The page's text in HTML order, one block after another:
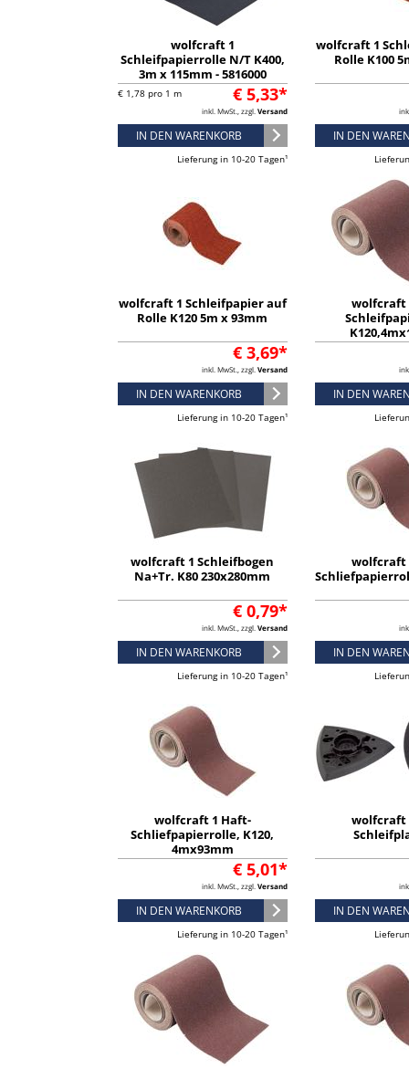
wolfcraft 1
Schleifpapierrolle N/T K400,
3m x 115mm - 5816000
€ 5,33*
€ 1,78 pro 1 m
inkl. MwSt., zzgl. Versand
IN DEN WARENKORB
Lieferung in 10-20 Tagen¹
wolfcraft 1
Rolle K100
IN DEN
wolfcraft 1 Schleifpapier auf
Rolle K120 5m x 93mm
€ 3,69*
inkl. MwSt., zzgl. Versand
IN DEN WARENKORB
Lieferung in 10-20 Tagen¹
wolfcraft
IN DEN
wolfcraft 1 Schleifbogen
Na+Tr. K80 230x280mm
€ 0,79*
inkl. MwSt., zzgl. Versand
IN DEN WARENKORB
Lieferung in 10-20 Tagen¹
wolfcraft
IN DEN
wolfcraft 1 Haft-
Schliefpapierrolle, K120,
4mx93mm
€ 5,01*
inkl. MwSt., zzgl. Versand
IN DEN WARENKORB
Lieferung in 10-20 Tagen¹
wolfcraft
IN DEN